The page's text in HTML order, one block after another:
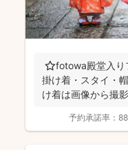
⭐️fotowa殿堂入
掛け着・スタイ・
け着は画像から撮
予約承諾率：